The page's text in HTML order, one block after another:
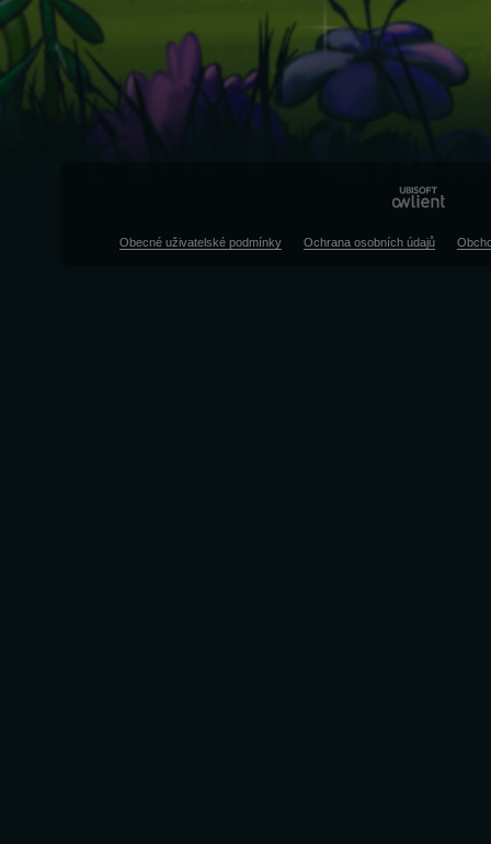
Obecné uživatelské podmínky Ochrana osobních údajů